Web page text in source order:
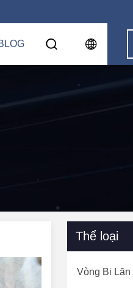
Thể loại
Vòng Bi Lăn